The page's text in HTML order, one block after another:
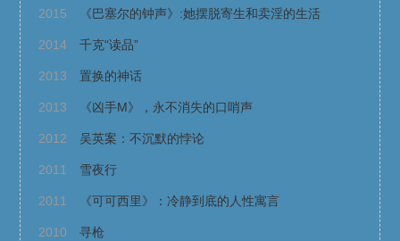
2015 《巴塞尔的钟声》:她摆脱寄生和卖淫的生活
2014 千克“读品”
2013 置换的神话
2013 《凶手M》，永不消失的口哨声
2012 吴英案：不沉默的悖论
2011 雪夜行
2011 《可可西里》：冷静到底的人性寓言
2010 寻枪